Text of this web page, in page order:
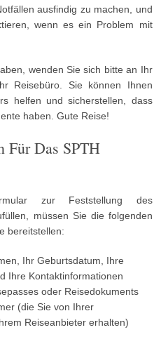
ausfindig zu machen, und
wenn es ein Problem mit
wenden Sie sich bitte an Ihr
Reisebüro. Sie können Ihnen
helfen und sicherstellen, dass
haben. Gute Reise!
Für Das SPTH
zur Feststellung des
müssen Sie die folgenden
bereitstellen:
Ihr Geburtsdatum, Ihre
Ihre Kontaktinformationen
oder Reisedokuments
(die Sie von Ihrer
Reiseanbieter erhalten)